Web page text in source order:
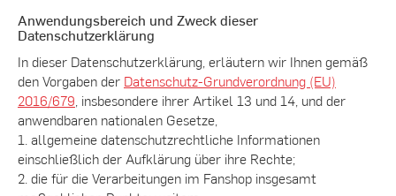
Anwendungsbereich und Zweck dieser
Datenschutzerklärung
In dieser Datenschutzerklärung, erläutern wir Ihnen gemäß
den Vorgaben der Datenschutz-Grundverordnung (EU)
2016/679 , insbesondere ihrer Artikel 13 und 14, und der
anwendbaren nationalen Gesetze,
1. allgemeine datenschutzrechtliche Informationen
einschließlich der Aufklärung über ihre Rechte;
2. die für die Verarbeitungen im Fanshop insgesamt